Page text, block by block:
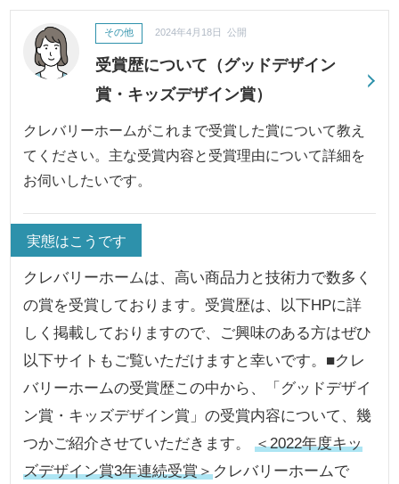
受賞歴について（グッドデザイン
賞・キッズデザイン賞）
その他 2024年4月18日 公開
クレバリーホームがこれまで受賞した賞について教え
てください。主な受賞内容と受賞理由について詳細を
お伺いしたいです。
実態はこうです
クレバリーホームは、高い商品力と技術力で数多く
の賞を受賞しております。受賞歴は、以下HPに詳
しく掲載しておりますので、ご興味のある方はぜひ
以下サイトもご覧いただけますと幸いです。■クレ
バリーホームの受賞歴この中から、「グッドデザイ
ン賞・キッズデザイン賞」の受賞内容について、幾
つかご紹介させていただきます。＜2022年度キッ
ズデザイン賞3年連続受賞＞クレバリーホームで